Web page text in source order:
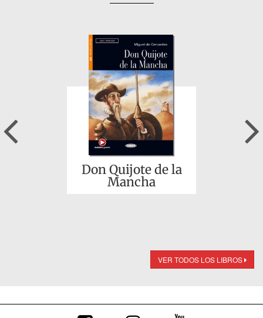
Don Quijote de la
Mancha
Previous
VER TODOS LOS LIBROS